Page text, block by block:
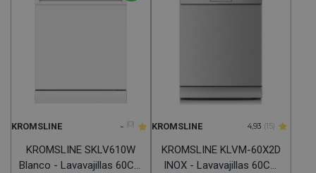
KROMSLINE - (0)
KROMSLINE SKLV610W
Blanco - Lavavajillas 60CM
KROMSLINE 4,93 (15)
KROMSLINE KLVM-60X2D
INOX - Lavavajillas 60CM